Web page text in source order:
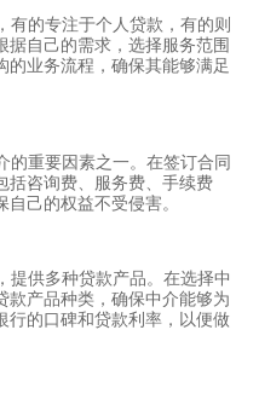
有的专注于个人贷款，有的则
据自己的需求，选择服务范围
的业务流程，确保其能够满足
的重要因素之一。在签订合同
括咨询费、服务费、手续费
己的权益不受侵害。
提供多种贷款产品。在选择中
款产品种类，确保中介能够为
行的口碑和贷款利率，以便做